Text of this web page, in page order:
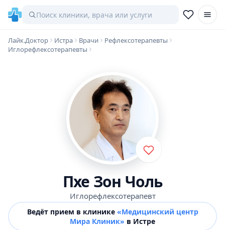
Лайк.Доктор Истра Врачи
Рефлексотерапевты
Иглорефлексотерапевты
Пхе Зон Чоль
Иглорефлексотерапевт
Ведёт прием в клинике «Медицинский центр
Мира Клиник» в Истре